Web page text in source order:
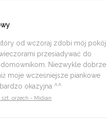
od wczoraj zdobi mój pokój
przesiadywać do
Niezwykle dobrze
moje wcześniejsze piankowe
okazyjna ^^
orzech - Midian